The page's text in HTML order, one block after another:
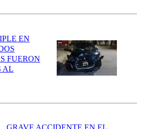
EN
FUERON
AL
GRAVE ACCIDENTE EN EL